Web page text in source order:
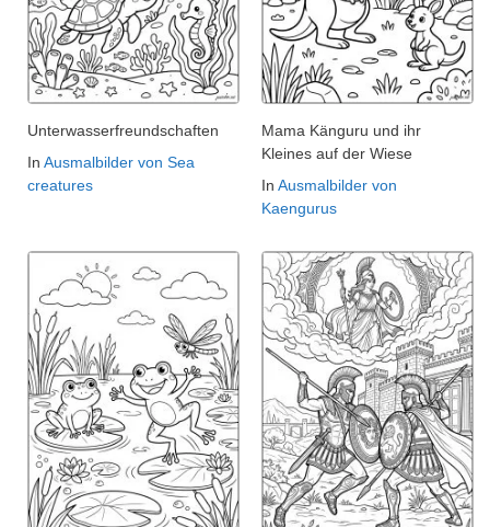
Unterwasserfreundschaften
In Ausmalbilder von Sea
creatures
Mama Känguru und ihr
Kleines auf der Wiese
In Ausmalbilder von
Kaengurus